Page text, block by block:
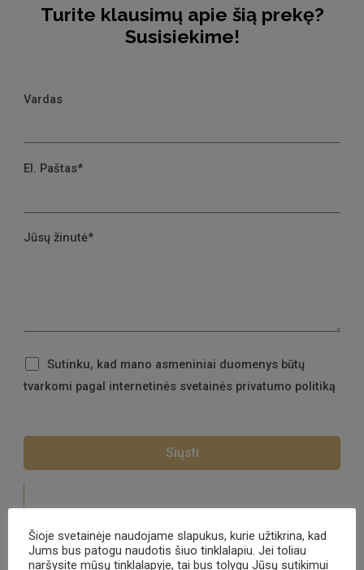
Turite klausimų apie šią prekę?
Susisiekime!
Vardas
El. Paštas*
Jūsų žinutė*
Sutinku, kad mano asmeniniai duomenys būtų
tvarkomi pagal internetinės svetainės privatumo politiką
El. paštas:prekyba@clemencerichard.lt
Šioje svetainėje naudojame slapukus, kurie užtikrina, kad
Jums bus patogu naudotis šiuo tinklalapiu. Jei toliau
naršysite mūsų tinklalapyje, tai bus tolygu Jūsų sutikimui